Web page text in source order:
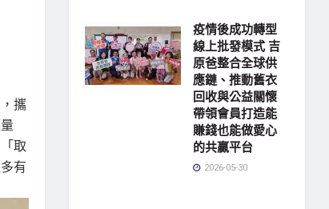
攜
取
有
疫情後成功轉型
線上批發模式 吉
原爸整合全球供
應鏈、推動舊衣
回收與公益關懷
帶領會員打造能
賺錢也能做愛心
的共贏平台
2026-05-30